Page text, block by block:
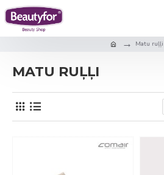
Matu ruļļi
MATU RUĻĻI